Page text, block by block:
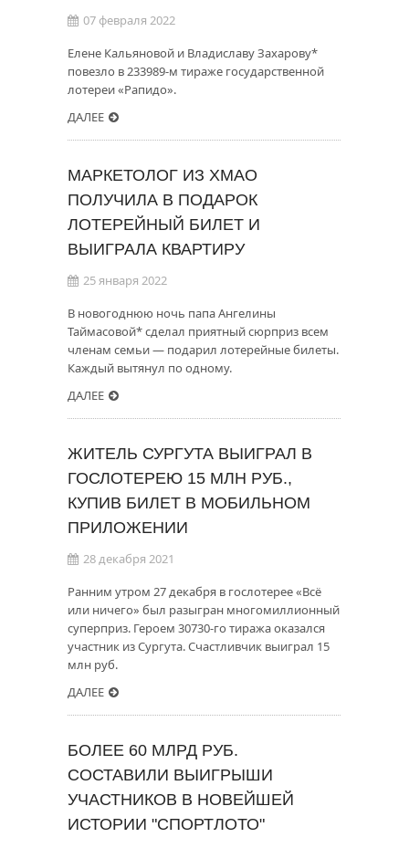
07 февраля 2022
Елене Кальяновой и Владиславу Захарову*
повезло в 233989-м тираже государственной
лотереи «Рапидо».
ДАЛЕЕ
МАРКЕТОЛОГ ИЗ ХМАО
ПОЛУЧИЛА В ПОДАРОК
ЛОТЕРЕЙНЫЙ БИЛЕТ И
ВЫИГРАЛА КВАРТИРУ
25 января 2022
В новогоднюю ночь папа Ангелины
Таймасовой* сделал приятный сюрприз всем
членам семьи — подарил лотерейные билеты.
Каждый вытянул по одному.
ДАЛЕЕ
ЖИТЕЛЬ СУРГУТА ВЫИГРАЛ В
ГОСЛОТЕРЕЮ 15 МЛН РУБ.,
КУПИВ БИЛЕТ В МОБИЛЬНОМ
ПРИЛОЖЕНИИ
28 декабря 2021
Ранним утром 27 декабря в гослотерее «Всё
или ничего» был разыгран многомиллионный
суперприз. Героем 30730-го тиража оказался
участник из Сургута. Счастливчик выиграл 15
млн руб.
ДАЛЕЕ
БОЛЕЕ 60 МЛРД РУБ.
СОСТАВИЛИ ВЫИГРЫШИ
УЧАСТНИКОВ В НОВЕЙШЕЙ
ИСТОРИИ "СПОРТЛОТО"